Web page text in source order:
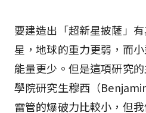
要建造出「超新星披薩」
星，地球的重力更弱，而
能量更少。但是這項研究
學院研究生穆西（
雷管的爆破力比較小，但